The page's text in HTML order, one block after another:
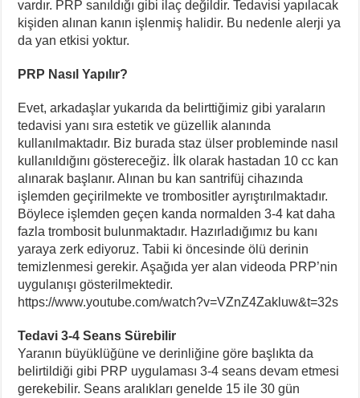
vardır. PRP sanıldığı gibi ilaç değildir. Tedavisi yapılacak
kişiden alınan kanın işlenmiş halidir. Bu nedenle alerji ya
da yan etkisi yoktur.
PRP Nasıl Yapılır?
Evet, arkadaşlar yukarıda da belirttiğimiz gibi yaraların
tedavisi yanı sıra estetik ve güzellik alanında
kullanılmaktadır. Biz burada staz ülser probleminde nasıl
kullanıldığını göstereceğiz. İlk olarak hastadan 10 cc kan
alınarak başlanır. Alınan bu kan santrifüj cihazında
işlemden geçirilmekte ve trombositler ayrıştırılmaktadır.
Böylece işlemden geçen kanda normalden 3-4 kat daha
fazla trombosit bulunmaktadır. Hazırladığımız bu kanı
yaraya zerk ediyoruz. Tabii ki öncesinde ölü derinin
temizlenmesi gerekir. Aşağıda yer alan videoda PRP’nin
uygulanışı gösterilmektedir.
https://www.youtube.com/watch?v=VZnZ4Zakluw&t=32s
Tedavi 3-4 Seans Sürebilir
Yaranın büyüklüğüne ve derinliğine göre başlıkta da
belirtildiği gibi PRP uygulaması 3-4 seans devam etmesi
gerekebilir. Seans aralıkları genelde 15 ile 30 gün